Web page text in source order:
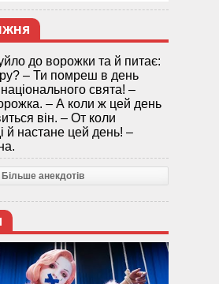
до ворожки та й питає:
– Ти помреш в день
національного свята! –
– А коли ж цей день
він. – От коли
й настане цей день! –
Більше анекдотів